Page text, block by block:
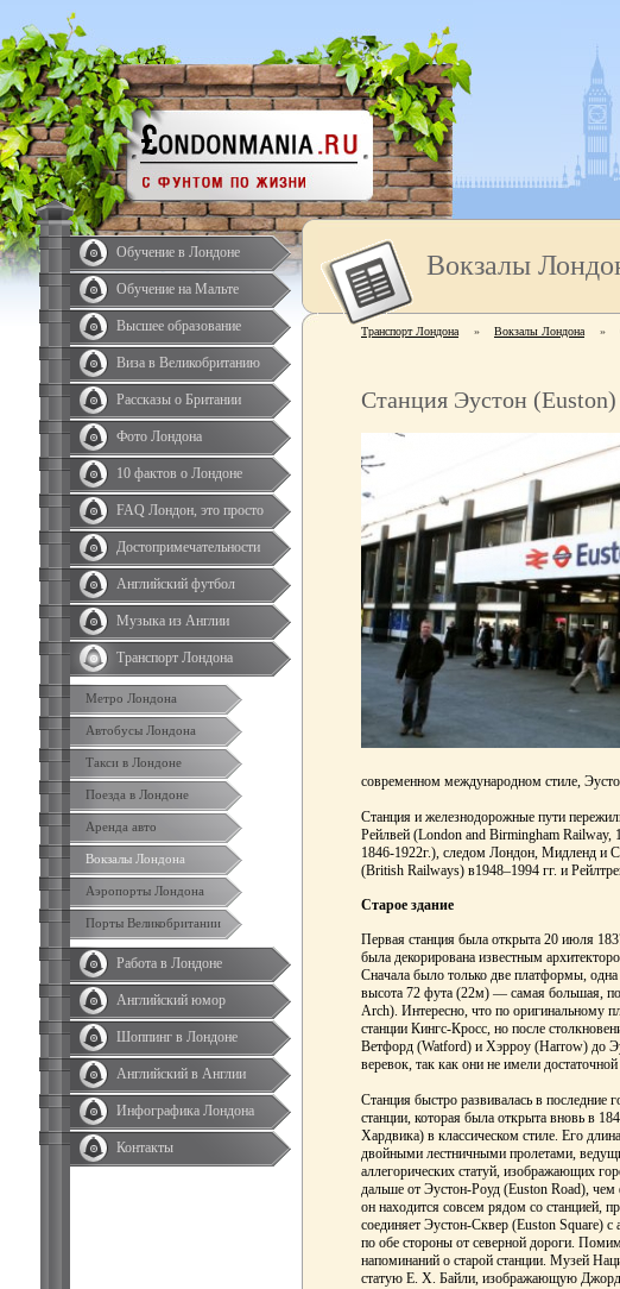
Обучение в Лондоне
Обучение на Мальте
Высшее образование
Виза в Великобританию
Рассказы о Британии
Фото Лондона
10 фактов о Лондоне
FAQ Лондон, это просто
Достопримечательности
Английский футбол
Музыка из Англии
Транспорт Лондона
Метро Лондона
Автобусы Лондона
Такси в Лондоне
Поезда в Лондоне
Аренда авто
Вокзалы Лондона
Аэропорты Лондона
Порты Великобритании
Работа в Лондоне
Английский юмор
Шоппинг в Лондоне
Английский в Англии
Инфографика Лондона
Контакты
Вокзалы
Транспорт Лондона » Вокзалы Лондона »
Станция Эустон (Euston)
современном международном стиле,
Станция и железнодорожные пути
Рейлвей (London and Birmingham Railway,
1846-1922г.), следом Лондон, Мидленд и
(British Railways) в1948–1994 гг. и
Старое здание
Первая станция была открыта 20 июля
была декорирована известным
Сначала было только две платформы,
высота 72 фута (22м) — самая большая,
Arch). Интересно, что по оригинальному
станции Кингс-Кросс, но после
Ветфорд (Watford) и Хэрроу (Harrow) до
веревок, так как они не имели
Станция быстро развивалась в
станции, которая была открыта вновь в
Хардвика) в классическом стиле. Его
двойными лестничными пролетами,
аллегорических статуй, изображающих
дальше от Эустон-Роуд (Euston Road),
он находится совсем рядом со станцией,
соединяет Эустон-Сквер (Euston Square)
по обе стороны от северной дороги.
напоминаний о старой станции. Музей
статую Е. Х. Байли, изображающую